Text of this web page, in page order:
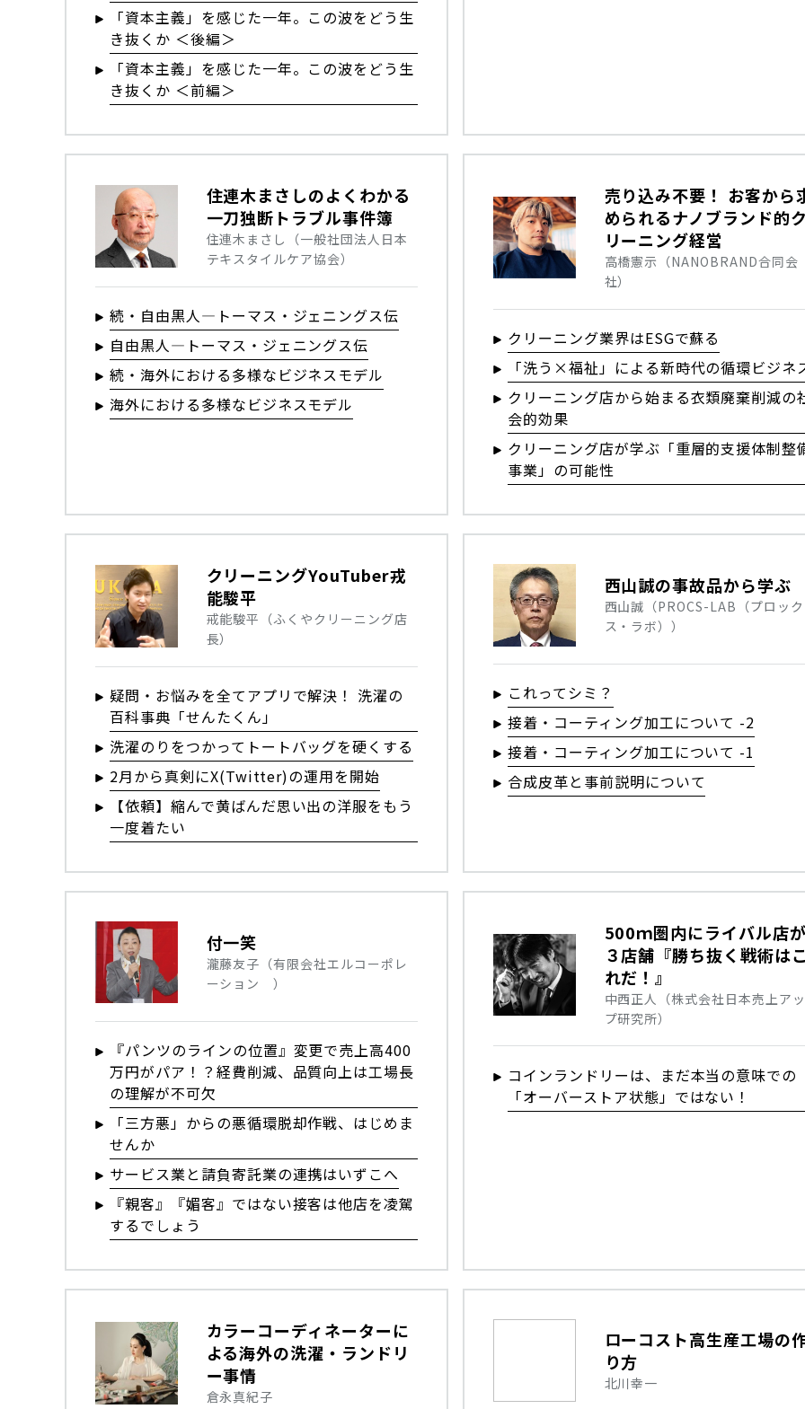
「資本主義」を感じた一年。この波をどう生
き抜くか ＜後編＞
「資本主義」を感じた一年。この波をどう生
き抜くか ＜前編＞
住連木まさしのよくわかる
一刀独断トラブル事件簿
住連木まさし（一般社団法人日本
テキスタイルケア協会）
続・自由黒人―トーマス・ジェニングス伝
自由黒人―トーマス・ジェニングス伝
続・海外における多様なビジネスモデル
海外における多様なビジネスモデル
売り込み不要！ お客から
められるナノブランド的ク
リーニング経営
高橋憲示（NANOBRAND合同会
社）
クリーニング業界はESGで蘇る
「洗う×福祉」による新時代の循環ビジネ
クリーニング店から始まる衣類廃棄削減の
会的効果
クリーニング店が学ぶ「重層的支援体制整
事業」の可能性
クリーニングYouTuber戎
能駿平
戒能駿平（ふくやクリーニング店
長）
疑問・お悩みを全てアプリで解決！ 洗濯の
百科事典「せんたくん」
洗濯のりをつかってトートバッグを硬くする
2月から真剣にX(Twitter)の運用を開始
【依頼】縮んで黄ばんだ思い出の洋服をもう
一度着たい
西山誠の事故品から学ぶ
西山誠（PROCS-LAB（プロック
ス・ラボ））
これってシミ？
接着・コーティング加工について -2
接着・コーティング加工について -1
合成皮革と事前説明について
付一笑
瀧藤友子（有限会社エルコーポレ
ーション ）
『パンツのラインの位置』変更で売上高400
万円がパア！？経費削減、品質向上は工場長
の理解が不可欠
「三方悪」からの悪循環脱却作戦、はじめま
せんか
サービス業と請負寄託業の連携はいずこへ
『親客』『媚客』ではない接客は他店を凌駕
するでしょう
500ｍ圏内にライバル店が
３店舗『勝ち抜く戦術はこ
れだ！』
中西正人（株式会社日本売上アッ
プ研究所）
コインランドリーは、まだ本当の意味での
「オーバーストア状態」ではない！
カラーコーディネーターに
よる海外の洗濯・ランドリ
ー事情
倉永真紀子
ローコスト高生産工場の
り方
北川幸一